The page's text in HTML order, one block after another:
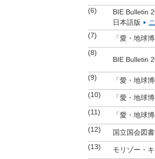
(6)
BIE Bulletin
日本語版
(7)
「愛・地球
(8)
BIE Bulletin
(9) 「愛・地球
(10)
「愛・地球
(11)
「愛・地球
(12)
国立国会図
(13)
モリゾー・